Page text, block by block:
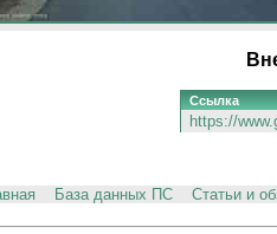
Ссылка
https://
База данных ПС Статьи и